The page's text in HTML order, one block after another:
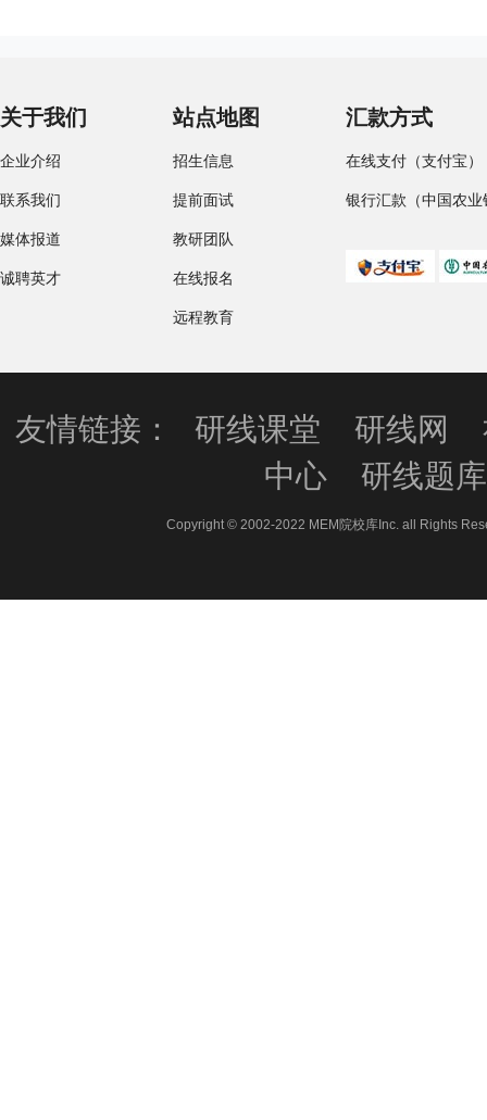
关于我们
企业介绍
联系我们
媒体报道
诚聘英才
站点地图
招生信息
提前面试
教研团队
在线报名
远程教育
汇款方式
在线支付（支付宝）
银行汇款（中国农业
友情链接： 研线课堂 研线网
中心
研线题库
Copyright © 2002-2022 MEM院校库Inc. all Rights